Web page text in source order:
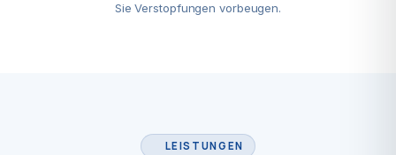
Sie Verstopfungen vorbeugen.
LEISTUNGEN